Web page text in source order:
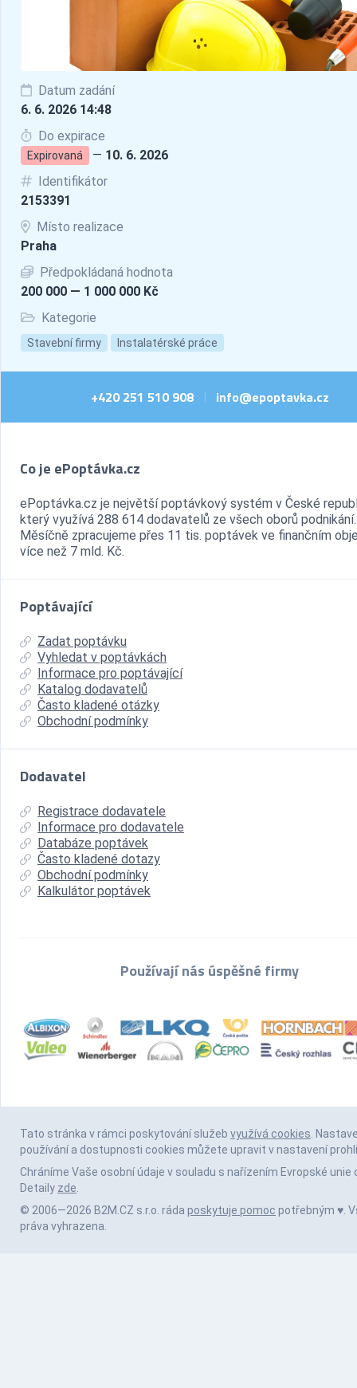
Datum zadání
6. 6. 2026 14:48
Do expirace
Expirovaná — 10. 6. 2026
Identifikátor
2153391
Místo realizace
Praha
Předpokládaná hodnota
200 000 — 1 000 000 Kč
Kategorie
Stavební firmy Instalatérské práce
+420 251 510 908 | info@epoptavka.cz
Co je ePoptávka.cz
ePoptávka.cz je největší poptávkový systém v České
který využívá 288 614 dodavatelů ze všech oborů podnikání.
Měsíčně zpracujeme přes 11 tis. poptávek ve finančním
více než 7 mld. Kč.
Poptávající
Zadat poptávku
Vyhledat v poptávkách
Informace pro poptávající
Katalog dodavatelů
Často kladené otázky
Obchodní podmínky
Dodavatel
Registrace dodavatele
Informace pro dodavatele
Databáze poptávek
Často kladené dotazy
Obchodní podmínky
Kalkulátor poptávek
Používají nás úspěšné firmy
Tato stránka v rámci poskytování služeb využívá cookies.
používání a dostupnosti cookies můžete upravit v nastavení
Chráníme Vaše osobní údaje v souladu s nařízením Evropské unie
Detaily zde.
© 2006—2026 B2M.CZ s.r.o. ráda poskytuje pomoc potřebným ♥️.
práva vyhrazena.